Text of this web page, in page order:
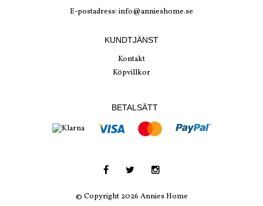
E-postadress: info@annieshome.se
KUNDTJÄNST
Kontakt
Köpvillkor
BETALSÄTT
© Copyright 2026 Annies Home